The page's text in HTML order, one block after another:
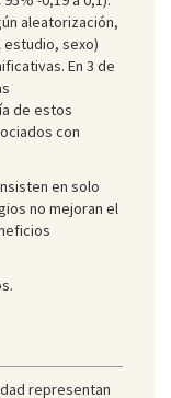
aleatorización,
estudio, sexo)
En 3 de
de estos
con
en solo
no mejoran el
representan